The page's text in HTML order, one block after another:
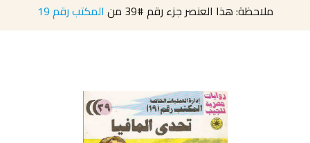
ملاحظة: هذا العنصر جزء رقم#39 من المكتب رقم 19